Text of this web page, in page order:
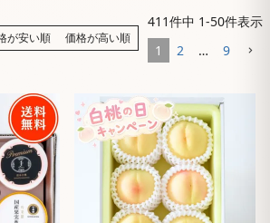
が安い順 価格が高い順
411件中 1-50件表示
1
2 … 9